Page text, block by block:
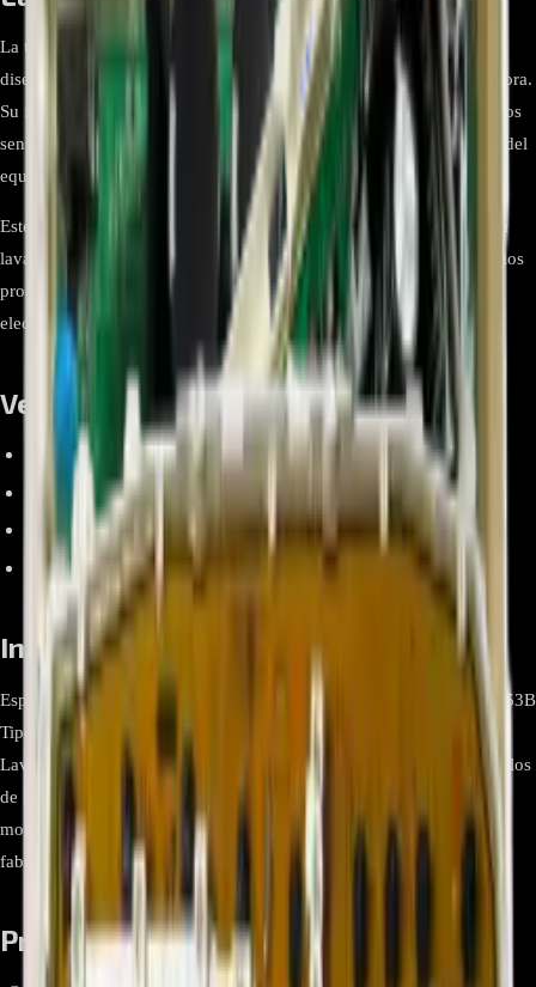
La tarjeta principal DC92-01753B es un repuesto original Samsung
diseñado para gestionar todas las funciones electrónicas de la lavadora.
Su función es coordinar los ciclos de lavado, la comunicación con los
sensores y el control del motor, asegurando un rendimiento óptimo del
equipo.
Este componente electrónico devuelve la operatividad completa a la
lavadora cuando la tarjeta original falla, garantizando eficiencia en los
programas de lavado y mayor durabilidad en el funcionamiento del
electrodoméstico.
Ventajas y beneficios
Repuesto original Samsung que asegura compatibilidad total.
Control preciso de ciclos, sensores y motor de la lavadora.
Optimiza la eficiencia energética y el desempeño del equipo.
Fácil instalación por técnicos especializados.
Información relevante
Especificación Detalle Marca Samsung Número de parte DC92-01753B
Tipo Main control board (tarjeta principal electrónica) Aplicación
Lavadoras Samsung de carga frontal Compatibilidad Diversos modelos
de lavadoras Samsung serie WF y WA (se debe confirmar con el
modelo exacto de la lavadora) Dimensiones No especificadas por el
fabricante Incluye Tarjeta principal ensamblada lista para instalación
Preguntas frecuentes